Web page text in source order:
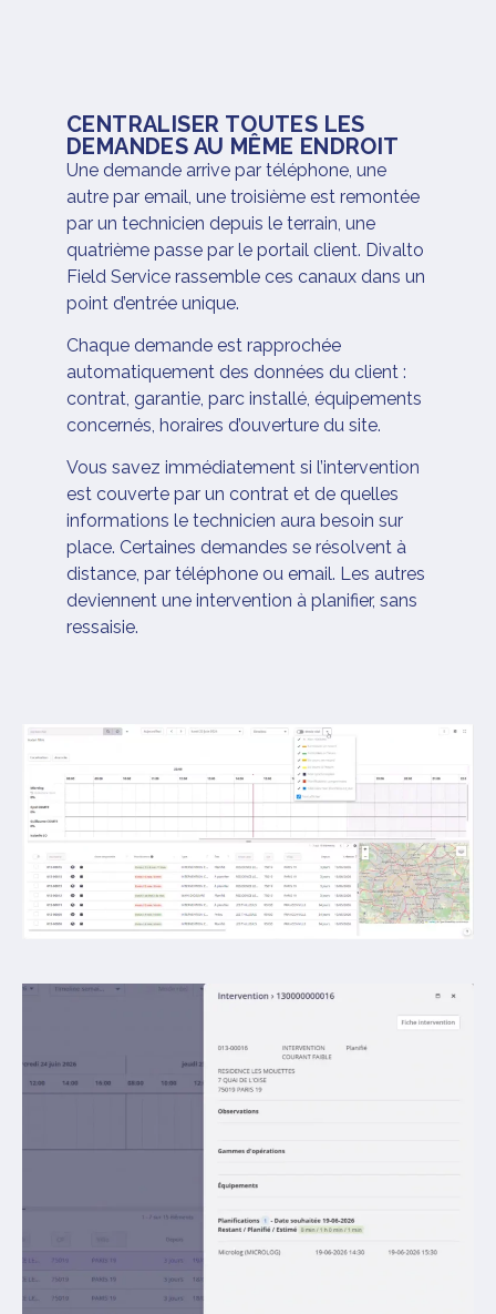
CENTRALISER TOUTES LES
DEMANDES AU MÊME ENDROIT
Une demande arrive par téléphone, une
autre par email, une troisième est remontée
par un technicien depuis le terrain, une
quatrième passe par le portail client. Divalto
Field Service rassemble ces canaux dans un
point d’entrée unique.
Chaque demande est rapprochée
automatiquement des données du client :
contrat, garantie, parc installé, équipements
concernés, horaires d’ouverture du site.
Vous savez immédiatement si l’intervention
est couverte par un contrat et de quelles
informations le technicien aura besoin sur
place. Certaines demandes se résolvent à
distance, par téléphone ou email. Les autres
deviennent une intervention à planifier, sans
ressaisie.